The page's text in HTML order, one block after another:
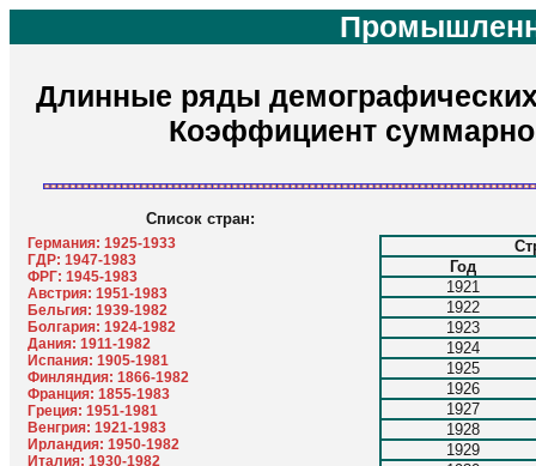
Длинные ряды демографических
Коэффициент
Список стран:
Германия: 1925-1933
ГДР: 1947-1983
ФРГ: 1945-1983
Австрия: 1951-1983
Бельгия: 1939-1982
Болгария: 1924-1982
Дания: 1911-1982
Испания: 1905-1981
Финляндия: 1866-1982
Франция: 1855-1983
Греция: 1951-1981
Венгрия: 1921-1983
Ирландия: 1950-1982
Италия: 1930-1982
Год
1921
1922
1923
1924
1925
1926
1927
1928
1929